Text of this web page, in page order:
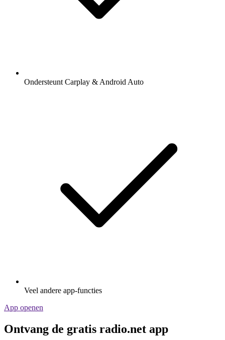
Ondersteunt Carplay & Android Auto
Veel andere app-functies
App openen
Ontvang de gratis radio.net app